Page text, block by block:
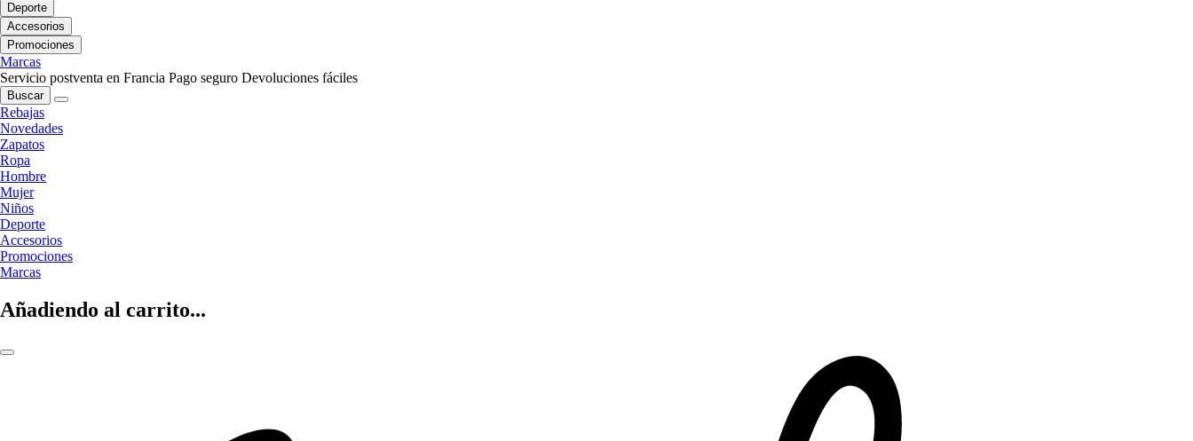
Deporte
Accesorios
Promociones
Marcas
Servicio postventa en Francia Pago seguro Devoluciones fáciles
Buscar
Rebajas
Novedades
Zapatos
Ropa
Hombre
Mujer
Niños
Deporte
Accesorios
Promociones
Marcas
Añadiendo al carrito...